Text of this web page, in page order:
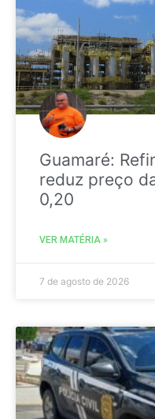
Guamaré:
reduz preço
0,20
VER MATÉRIA »
7 de agosto de 2026